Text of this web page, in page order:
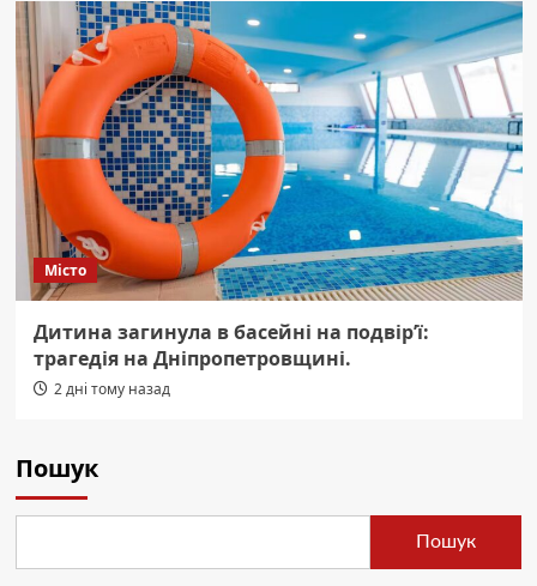
Місто
Дитина загинула в басейні на подвір’ї:
трагедія на Дніпропетровщині.
2 дні тому назад
Пошук
Пошук